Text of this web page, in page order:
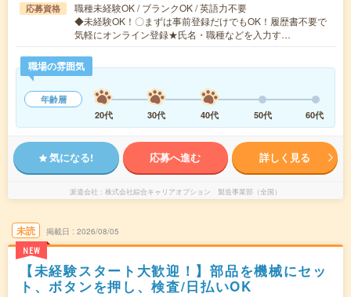
応募資格
職種未経験OK / ブランクOK / 英語力不要
◆未経験OK！〇まずは事前登録だけでもOK！履歴書不要で
気軽にオンライン登録★氏名・職種などを入力す…
職場の雰囲気
年齢層
20代
30代 40代 50代 60代
気になる! 応募へ進む 詳しく見る
派遣会社 株式会社綜合キャリアオプション 製造事業部（全国）
未読
NEW
掲載日 2026/08/05
【未経験スタート大歓迎！】部品を機械にセッ
ト、ボタンを押し、検査/日払いOK